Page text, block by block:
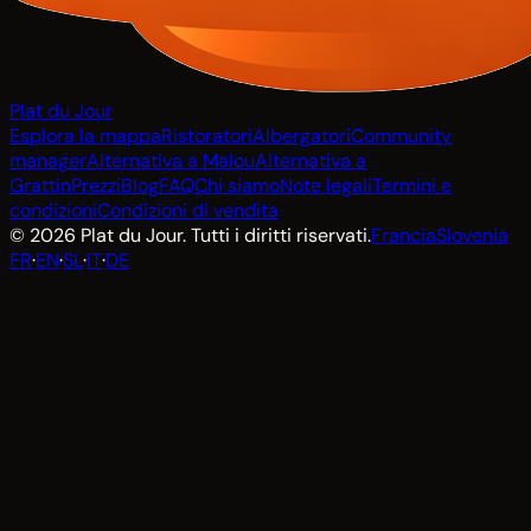
Plat du Jour
Esplora la mappaRistoratoriAlbergatoriCommunity
managerAlternativa a MalouAlternativa a
GrattinPrezziBlogFAQChi siamoNote legaliTermini e
condizioniCondizioni di vendita
© 2026 Plat du Jour. Tutti i diritti riservati.FranciaSlovenia
FR·EN·SL·IT·DE